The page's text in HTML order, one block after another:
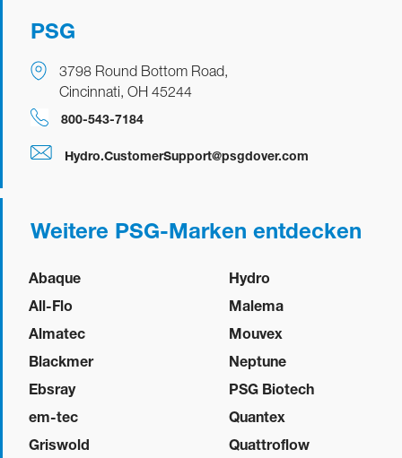
PSG
3798 Round Bottom Road,
Cincinnati, OH 45244
​​​​800-543-7184
Hydro.CustomerSupport@psgdover.com
Weitere PSG-Marken entdecken
Abaque
All-Flo
Almatec
Blackmer
Ebsray
em-tec
Griswold
Hydro
Malema
Mouvex
Neptune
PSG Biotech
Quantex
Quattroflow